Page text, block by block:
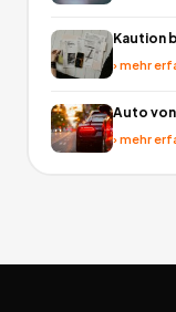
Kaution
›mehr
Auto
›mehr